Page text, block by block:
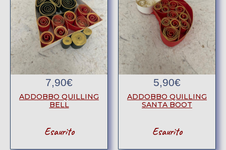
7,90€
ADDOBBO QUILLING
BELL
Esaurito
5,90€
ADDOBBO QUILLING
SANTA BOOT
Esaurito